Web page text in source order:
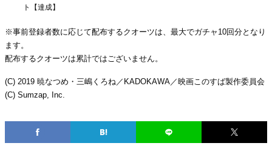
ト【達成】
※事前登録者数に応じて配布するクオーツは、最大でガチャ10回分となり
ます。
配布するクオーツは累計ではございません。
(C) 2019 暁なつめ・三嶋くろね／KADOKAWA／映画このすば製作委員会
(C) Sumzap, Inc.